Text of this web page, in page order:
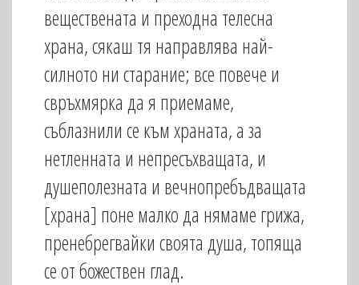
веществената и преходна телесна
храна, сякаш тя на­правлява най-
силното ни старание; все повече и
свръхмярка да я приемаме,
съблазнили се към храната, а за
нетленната и непресъхващата, и
душеполезната и вечнопребъдващата
[храна] поне малко да нямаме грижа,
пренебрегвайки своята душа, топяща
се от божествен глад.